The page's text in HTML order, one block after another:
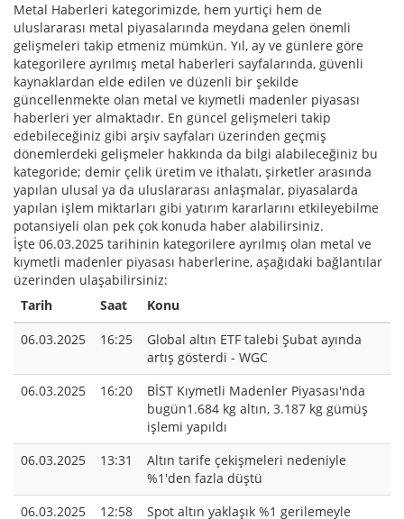
Metal Haberleri kategorimizde, hem yurtiçi hem de
uluslararası metal piyasalarında meydana gelen önemli
gelişmeleri takip etmeniz mümkün. Yıl, ay ve günlere göre
kategorilere ayrılmış metal haberleri sayfalarında, güvenli
kaynaklardan elde edilen ve düzenli bir şekilde
güncellenmekte olan metal ve kıymetli madenler piyasası
haberleri yer almaktadır. En güncel gelişmeleri takip
edebileceğiniz gibi arşiv sayfaları üzerinden geçmiş
dönemlerdeki gelişmeler hakkında da bilgi alabileceğiniz bu
kategoride; demir çelik üretim ve ithalatı, şirketler arasında
yapılan ulusal ya da uluslararası anlaşmalar, piyasalarda
yapılan işlem miktarları gibi yatırım kararlarını etkileyebilme
potansiyeli olan pek çok konuda haber alabilirsiniz.
İşte 06.03.2025 tarihinin kategorilere ayrılmış olan metal ve
kıymetli madenler piyasası haberlerine, aşağıdaki bağlantılar
üzerinden ulaşabilirsiniz:
Tarih
Saat
Konu
06.03.2025
16:25
Global altın ETF talebi Şubat ayında
artış gösterdi - WGC
06.03.2025
16:20
BİST Kıymetli Madenler Piyasası'nda
bugün1.684 kg altın, 3.187 kg gümüş
işlemi yapıldı
06.03.2025
13:31
Altın tarife çekişmeleri nedeniyle
%1'den fazla düştü
06.03.2025
12:58 Spot altın yaklaşık %1 gerilemeyle